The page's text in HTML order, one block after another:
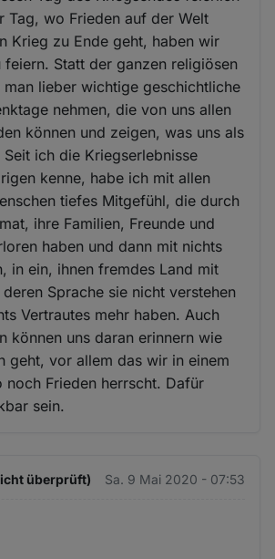
Tag, wo Frieden auf der Welt
Krieg zu Ende geht, haben wir
feiern. Statt der ganzen religiösen
man lieber wichtige geschichtliche
nehmen, die von uns allen
können und zeigen, was uns als
Seit ich die Kriegserlebnisse
kenne, habe ich mit allen
tiefes Mitgefühl, die durch
ihre Familien, Freunde und
haben und dann mit nichts
in ein, ihnen fremdes Land mit
Sprache sie nicht verstehen
Vertrautes mehr haben. Auch
können uns daran erinnern wie
geht, vor allem das wir in einem
noch Frieden herrscht. Dafür
sein.
überprüft) Sa. 9 Mai 2020 - 07:53